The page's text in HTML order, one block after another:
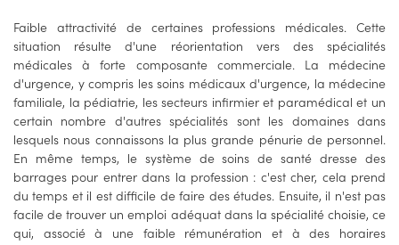
Faible attractivité de certaines professions médicales. Cette
situation résulte d'une réorientation vers des spécialités
médicales à forte composante commerciale. La médecine
d'urgence, y compris les soins médicaux d'urgence, la médecine
familiale, la pédiatrie, les secteurs infirmier et paramédical et un
certain nombre d'autres spécialités sont les domaines dans
lesquels nous connaissons la plus grande pénurie de personnel.
En même temps, le système de soins de santé dresse des
barrages pour entrer dans la profession : c'est cher, cela prend
du temps et il est difficile de faire des études. Ensuite, il n'est pas
facile de trouver un emploi adéquat dans la spécialité choisie, ce
qui, associé à une faible rémunération et à des horaires